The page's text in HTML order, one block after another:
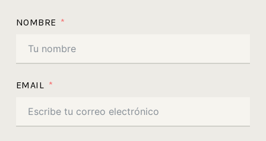
NOMBRE
EMAIL